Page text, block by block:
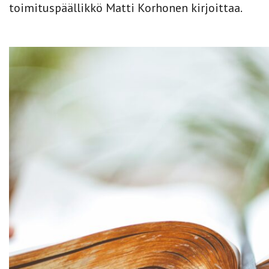
toimituspäällikkö Matti Korhonen kirjoittaa.